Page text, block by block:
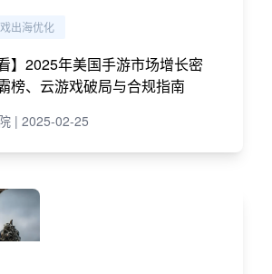
出海优化
】2025年美国手游市场增长密
榜、云游戏破局与合规指南
| 2025-02-25